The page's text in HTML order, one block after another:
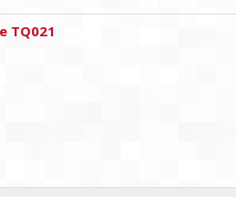
TQ021